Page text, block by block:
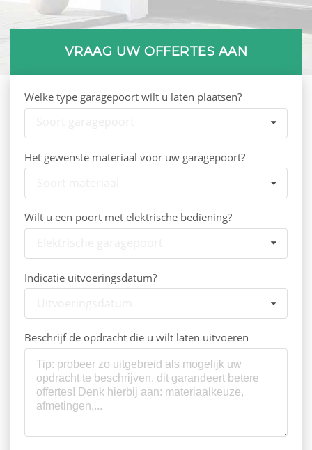
VRAAG UW OFFERTES AAN
Welke type garagepoort wilt u laten plaatsen?
Het gewenste materiaal voor uw garagepoort?
Wilt u een poort met elektrische bediening?
Indicatie uitvoeringsdatum?
Beschrijf de opdracht die u wilt laten uitvoeren